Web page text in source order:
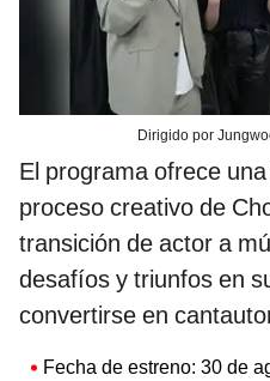
Dirigido por
El programa ofrece
proceso creativo de
transición de actor a
desafíos y triunfos en
convertirse en
Fecha de estreno: 30 de